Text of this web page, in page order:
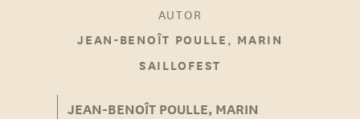
AUTOR
JEAN-BENOÎT POULLE, MARIN
SAILLOFEST